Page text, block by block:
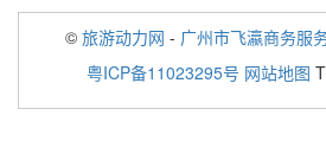
© 旅游动力网 - 广州市飞瀛商务服
粤ICP备11023295号 网站地图